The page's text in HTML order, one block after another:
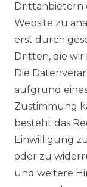
Drittanbietern
Website zu
erst durch
Dritten, die
Die
aufgrund
Zustimmung
besteht das
Einwilligung
oder zu
und weitere